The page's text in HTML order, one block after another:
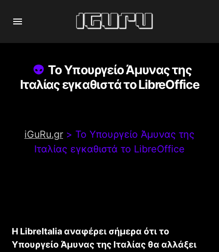
Το Υπουργείο Άμυνας της
Ιταλίας εγκαθιστά το LibreOffice
iGuRu.gr > Το Υπουργείο Άμυνας της
Ιταλίας εγκαθιστά το LibreOffice
Η LibreItalia αναφέρει σήμερα ότι το
Υπουργείο Άμυνας της Ιταλίας θα αλλάξει